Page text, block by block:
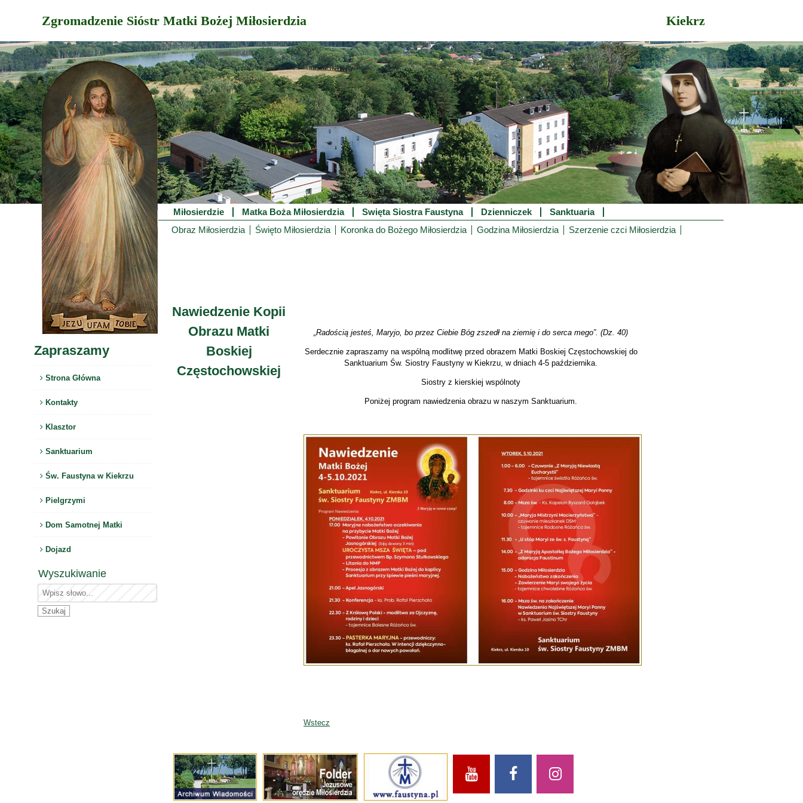
Zgromadzenie Sióstr Matki Bożej Miłosierdzia Kiekrz
Zapraszamy
Strona Główna
Kontakty
Klasztor
Sanktuarium
Św. Faustyna w Kiekrzu
Pielgrzymi
Dom Samotnej Matki
Dojazd
Wyszukiwanie
Miłosierdzie Matka Boża Miłosierdzia Swięta Siostra Faustyna Dzienniczek
Sanktuaria
Obraz Miłosierdzia
Święto Miłosierdzia Koronka do Bożego Miłosierdzia Godzina Miłosierdzia Szerzenie czci Miłosierdzia
Nawiedzenie Kopii
Obrazu Matki
Boskiej
Częstochowskiej
„Radością jesteś, Maryjo, bo przez Ciebie Bóg zszedł na ziemię i do serca mego”. (Dz. 40)
Serdecznie zapraszamy na wspólną modlitwę przed obrazem Matki Boskiej Częstochowskiej do
Sanktuarium Św. Siostry Faustyny w Kiekrzu, w dniach 4-5 października.
Siostry z kierskiej wspólnoty
Poniżej program nawiedzenia obrazu w naszym Sanktuarium.
Wstecz